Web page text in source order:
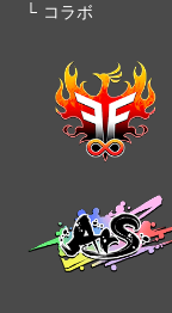
コラボ